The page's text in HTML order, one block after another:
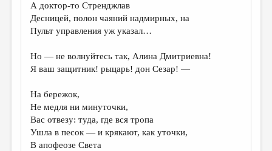
ПУБЛИЦИСТИКА
РЕЦЕНЗИРОВАНИЕ
ЦИКЛЫ ПУБЛИКАЦИЙ
ТРЕДИАКОВСКИЙ
МЕДИА
ВКОНТАКТЕ
А доктор-то Стренджлав
Десницей, полон чаяний надмирных, на
Пульт управления уж указал…
Но — не волнуйтесь так, Алина Дмитриевна!
Я ваш защитник! рыцарь! дон Сезар! —
На бережок,
Не медля ни минуточки,
Вас отвезу: туда, где вся тропа
Ушла в песок — и крякают, как уточки,
В апофеозе Света